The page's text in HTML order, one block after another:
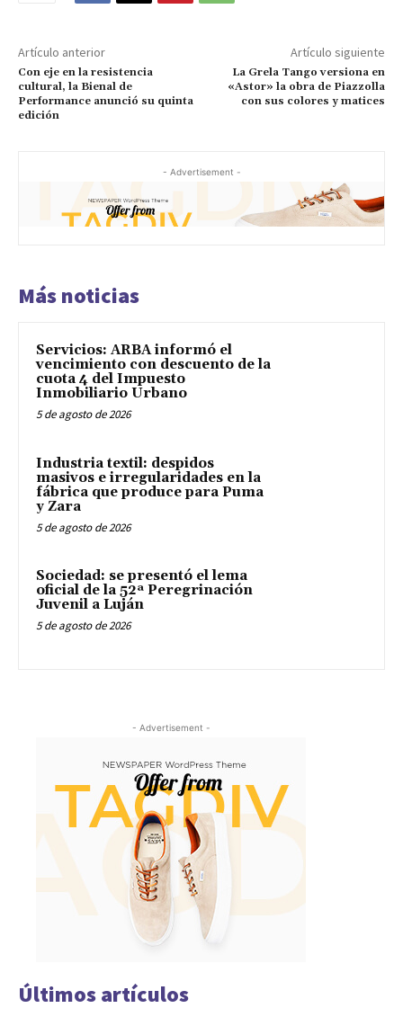
Artículo anterior
Con eje en la resistencia
cultural, la Bienal de
Performance anunció su quinta
edición
Artículo siguiente
La Grela Tango versiona en
«Astor» la obra de Piazzolla
con sus colores y matices
- Advertisement -
Más noticias
Servicios: ARBA informó el
vencimiento con descuento de la
cuota 4 del Impuesto
Inmobiliario Urbano
5 de agosto de 2026
Industria textil: despidos
masivos e irregularidades en la
fábrica que produce para Puma
y Zara
5 de agosto de 2026
Sociedad: se presentó el lema
oficial de la 52ª Peregrinación
Juvenil a Luján
5 de agosto de 2026
- Advertisement -
Últimos artículos